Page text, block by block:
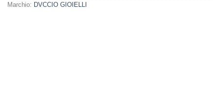
Marchio: DVCCIO GIOIELLI